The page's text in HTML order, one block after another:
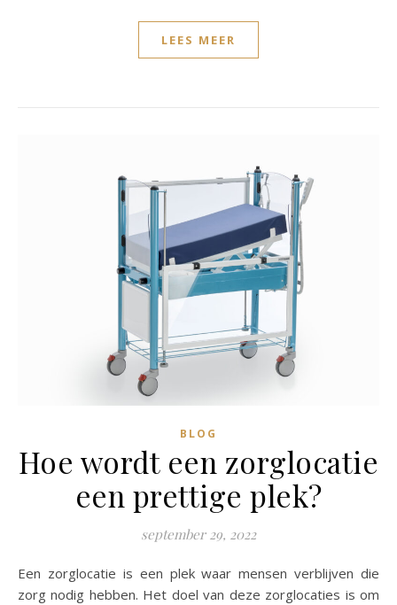
LEES MEER
BLOG
Hoe wordt een zorglocatie
een prettige plek?
september 29, 2022
Een zorglocatie is een plek waar mensen verblijven die
zorg nodig hebben. Het doel van deze zorglocaties is om